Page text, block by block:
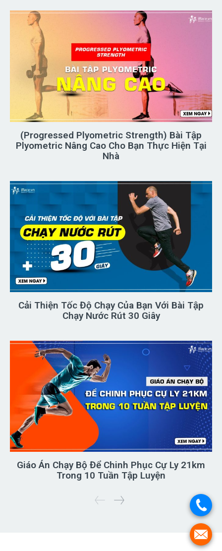
(Progressed Plyometric Strength) Bài Tập
Plyometric Nâng Cao Cho Bạn Thực Hiện Tại
Nhà
Cải Thiện Tốc Độ Chạy Của Bạn Với Bài Tập
Chạy Nước Rút 30 Giây
Giáo Án Chạy Bộ Để Chinh Phục Cự Ly 21km
Trong 10 Tuần Tập Luyện
.
.